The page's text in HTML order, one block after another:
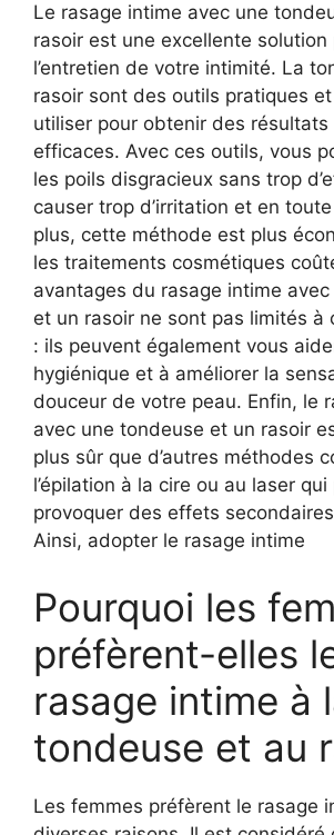
Le rasage intime avec une
rasoir est une excellente solution
l’entretien de votre intimité. La
rasoir sont des outils pratiques
utiliser pour obtenir des
efficaces. Avec ces outils, vous
les poils disgracieux sans trop
causer trop d’irritation et en
plus, cette méthode est plus
les traitements cosmétiques
avantages du rasage intime
et un rasoir ne sont pas limités à
: ils peuvent également vous
hygiénique et à améliorer la
douceur de votre peau. Enfin, le
avec une tondeuse et un rasoir
plus sûr que d’autres méthodes
l’épilation à la cire ou au laser
provoquer des effets
Ainsi, adopter le rasage intime
Pourquoi les
préfèrent-elles
rasage intime à
tondeuse et au
Les femmes préfèrent le rasage